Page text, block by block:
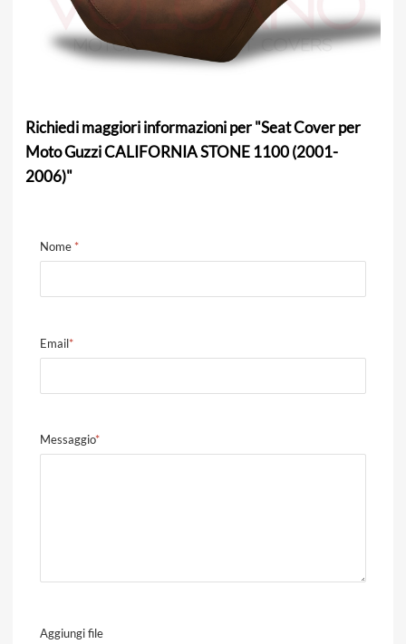
Richiedi maggiori informazioni per "Seat Cover per
Moto Guzzi CALIFORNIA STONE 1100 (2001-
2006)"
Nome*
Email*
Messaggio*
Aggiungi file